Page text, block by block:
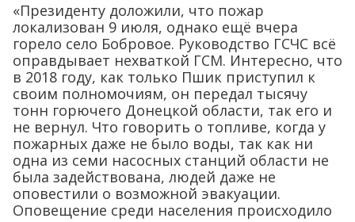
«Президенту доложили, что пожар
локализован 9 июля, однако ещё вчера
горело село Бобровое. Руководство ГСЧС всё
оправдывает нехваткой ГСМ. Интересно, что
в 2018 году, как только Пшик приступил к
своим полномочиям, он передал тысячу
тонн горючего Донецкой области, так его и
не вернул. Что говорить о топливе, когда у
пожарных даже не было воды, так как ни
одна из семи насосных станций области не
была задействована, людей даже не
оповестили о возможной эвакуации.
Оповещение среди населения происходило